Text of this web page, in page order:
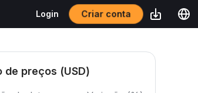
Login Criar conta
de preços (USD)